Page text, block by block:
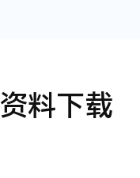
资料下载